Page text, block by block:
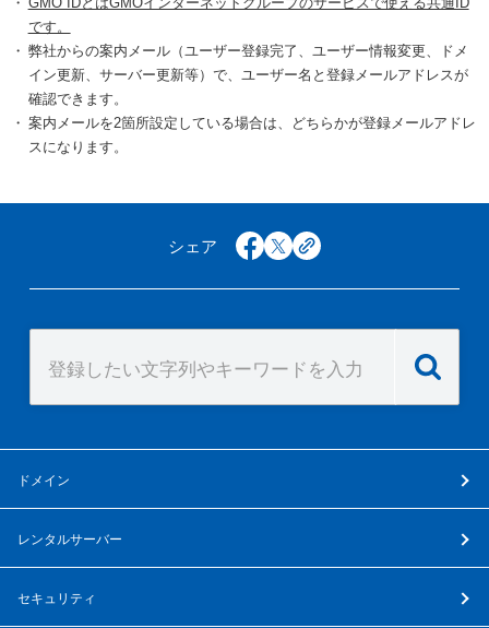
です。
弊社からの案内メール（ユーザー登録完了、ユーザー情報変更、ドメ
イン更新、サーバー更新等）で、ユーザー名と登録メールアドレスが
確認できます。
案内メールを2箇所設定している場合は、どちらかが登録メールアドレ
スになります。
シェア facebook
x copy
ドメイン
レンタルサーバー
セキュリティ